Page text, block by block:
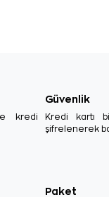
kredi
Güvenlik
Kredi kartı
şifrelenerek
Paket